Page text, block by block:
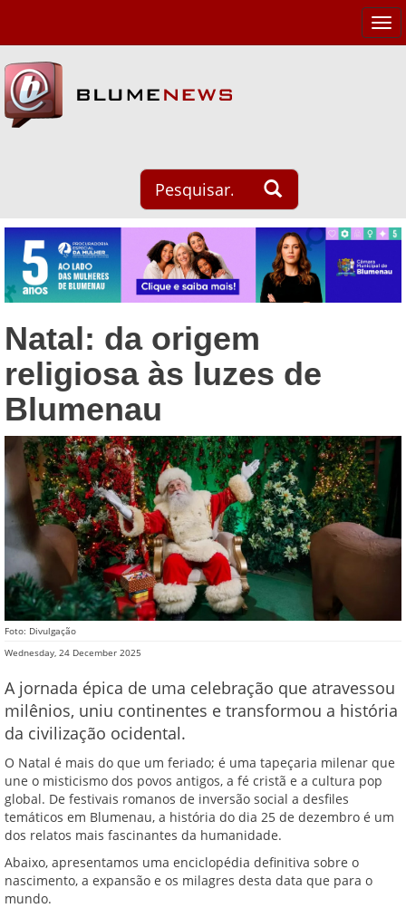
Natal: da origem
religiosa às luzes de
Blumenau
Foto: Divulgação
Wednesday, 24 December 2025
A jornada épica de uma celebração que atravessou
milênios, uniu continentes e transformou a história
da civilização ocidental.
O Natal é mais do que um feriado; é uma tapeçaria milenar que
une o misticismo dos povos antigos, a fé cristã e a cultura pop
global. De festivais romanos de inversão social a desfiles
temáticos em Blumenau, a história do dia 25 de dezembro é um
dos relatos mais fascinantes da humanidade.
Abaixo, apresentamos uma enciclopédia definitiva sobre o
nascimento, a expansão e os milagres desta data que para o
mundo.